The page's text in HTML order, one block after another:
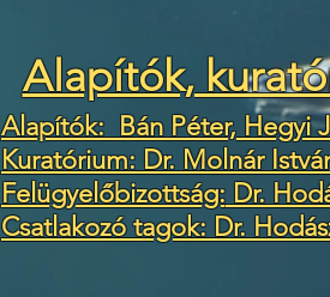
Alapítók,
Alapítók: Bán Péter, Hegyi
Kuratórium: Dr. Molnár
Felügyelőbizottság: Dr.
Csatlakozó tagok: Dr.